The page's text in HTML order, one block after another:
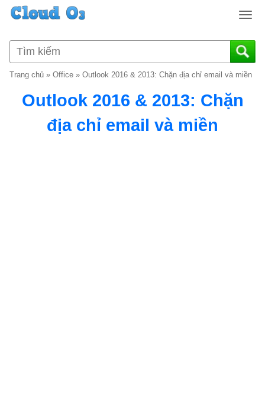
T
g
g
Trang chủ » Office » Outlook 2016 & 2013: Chặn địa chỉ email và miền
Outlook 2016 & 2013: Chặn
địa chỉ email và miền